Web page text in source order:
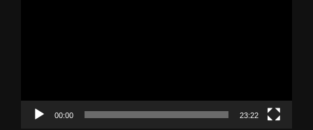
c
00:00 23:22